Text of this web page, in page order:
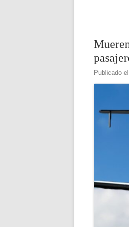
Publicado el